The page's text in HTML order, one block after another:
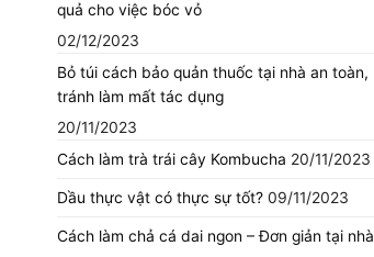
quả cho việc bóc vỏ
02/12/2023
Bỏ túi cách bảo quản thuốc tại nhà an toàn,
tránh làm mất tác dụng
20/11/2023
Cách làm trà trái cây Kombucha 20/11/2023
Dầu thực vật có thực sự tốt? 09/11/2023
Cách làm chả cá dai ngon – Đơn giản tại nhà